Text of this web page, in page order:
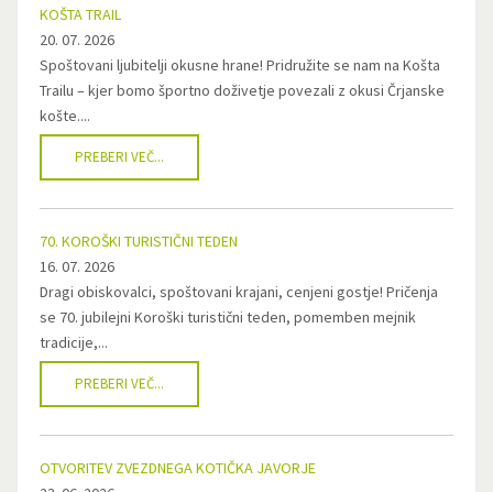
KOŠTA TRAIL
20. 07. 2026
Spoštovani ljubitelji okusne hrane! Pridružite se nam na Košta
Trailu – kjer bomo športno doživetje povezali z okusi Črjanske
košte....
PREBERI VEČ...
70. KOROŠKI TURISTIČNI TEDEN
16. 07. 2026
Dragi obiskovalci, spoštovani krajani, cenjeni gostje! Pričenja
se 70. jubilejni Koroški turistični teden, pomemben mejnik
tradicije,...
PREBERI VEČ...
OTVORITEV ZVEZDNEGA KOTIČKA JAVORJE